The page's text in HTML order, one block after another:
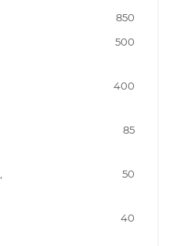
850
500
400
85
50
40